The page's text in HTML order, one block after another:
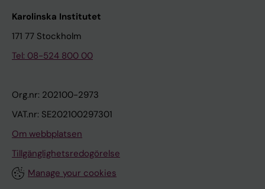
Karolinska Institutet
171 77 Stockholm
Tel: 08-524 800 00
Org.nr: 202100-2973
VAT.nr: SE202100297301
Om webbplatsen
Tillgänglighetsredogörelse
Manage your cookies